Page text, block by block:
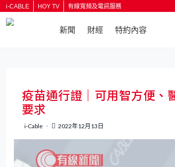
i-CABLE HOY TV 有線寬頻及電訊服務
新聞 財經 特約內容
疫苗通行證｜可用智方便
要求
i-Cable 2022年12月13日